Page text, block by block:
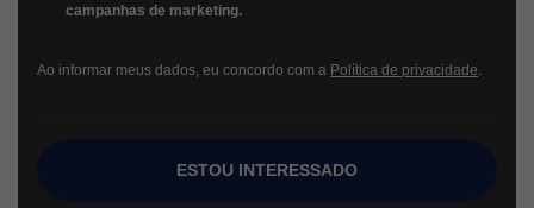
campanhas de marketing.
Ao informar meus dados, eu concordo com a Política de privacidade
ESTOU INTERESSADO